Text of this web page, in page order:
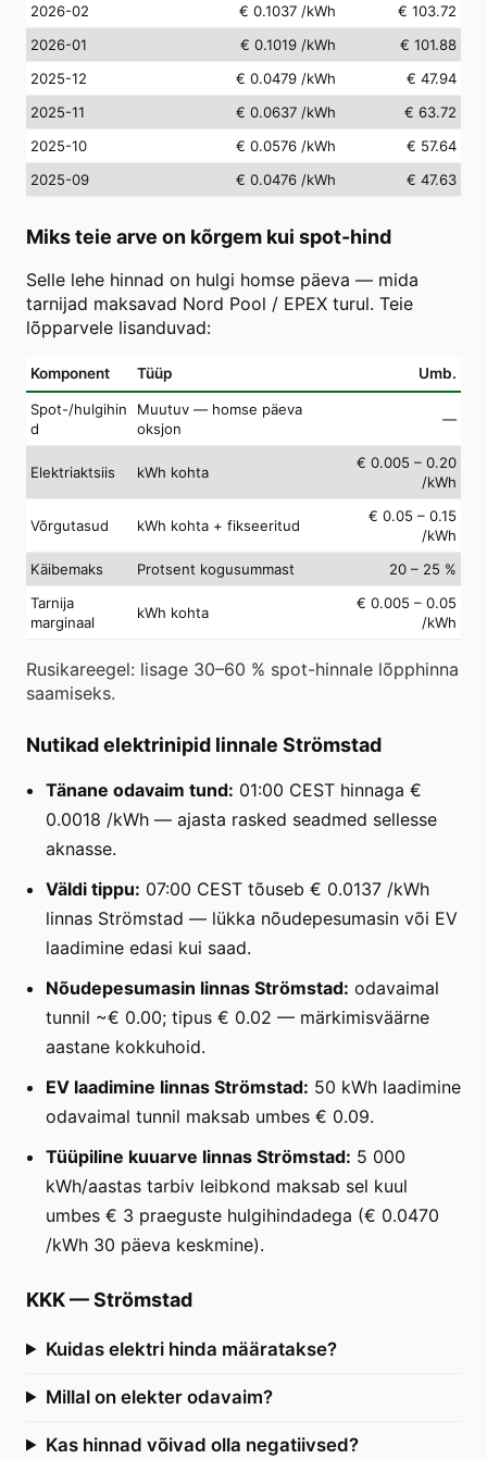
2026-02
€ 0.1037 /kWh
€ 103.72
2026-01
€ 0.1019 /kWh
€ 101.88
2025-12
€ 0.0479 /kWh
€ 47.94
2025-11
€ 0.0637 /kWh
€ 63.72
2025-10
€ 0.0576 /kWh
€ 57.64
2025-09
€ 0.0476 /kWh € 47.63
Miks teie arve on kõrgem kui spot-hind
Selle lehe hinnad on hulgi homse päeva — mida
tarnijad maksavad Nord Pool / EPEX turul. Teie
lõpparvele lisanduvad:
Komponent Tüüp Umb.
Spot-/hulgihin
d
Muutuv — homse päeva
oksjon
—
Elektriaktsiis kWh kohta
€ 0.005 – 0.20
/kWh
Võrgutasud kWh kohta + fikseeritud
€ 0.05 – 0.15
/kWh
Käibemaks
Protsent kogusummast
20 – 25 %
Tarnija
marginaal
kWh kohta
€ 0.005 – 0.05
/kWh
Rusikareegel: lisage 30–60 % spot-hinnale lõpphinna
saamiseks.
Nutikad elektrinipid linnale Strömstad
Tänane odavaim tund: 01:00 CEST hinnaga €
0.0018 /kWh — ajasta rasked seadmed sellesse
aknasse.
Väldi tippu: 07:00 CEST tõuseb € 0.0137 /kWh
linnas Strömstad — lükka nõudepesumasin või EV
laadimine edasi kui saad.
Nõudepesumasin linnas Strömstad: odavaimal
tunnil ~€ 0.00; tipus € 0.02 — märkimisväärne
aastane kokkuhoid.
EV laadimine linnas Strömstad: 50 kWh laadimine
odavaimal tunnil maksab umbes € 0.09.
Tüüpiline kuuarve linnas Strömstad: 5 000
kWh/aastas tarbiv leibkond maksab sel kuul
umbes € 3 praeguste hulgihindadega (€ 0.0470
/kWh 30 päeva keskmine).
KKK—Strömstad
Kuidas elektri hinda määratakse?
Millal on elekter odavaim?
Kas hinnad võivad olla negatiivsed?